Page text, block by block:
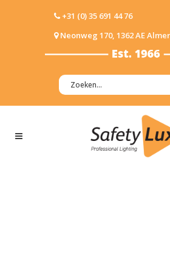
+31 (0) 35 691 44 76
Neonweg 170, 1362 AE